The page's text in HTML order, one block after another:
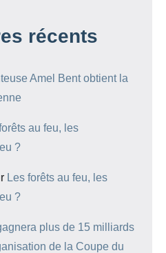
récents
Amel Bent obtient la
au feu, les
?
Les forêts au feu, les
?
plus de 15 milliards
de la Coupe du